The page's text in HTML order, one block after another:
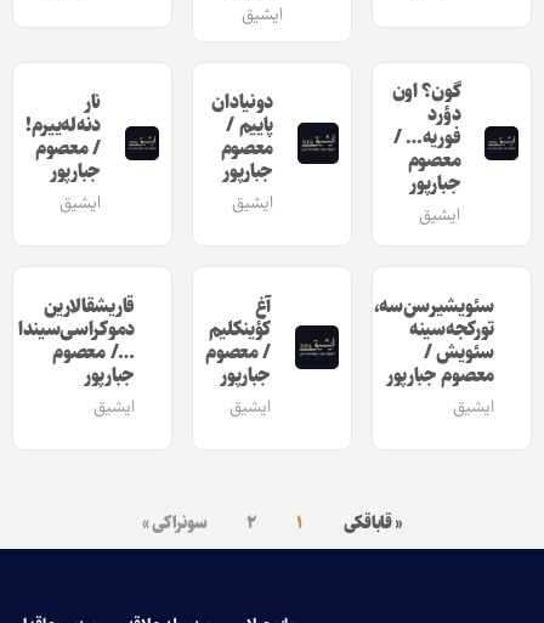
ایشیق
گون؟ اون
دؤرد
فوریه… /
معصوم
جبارپور
ایشیق
دونیادان
پاییم /
معصوم
جبارپور
ایشیق
نار
دنه‌له‌ییرم!
/ معصوم
جبارپور
ایشیق
سئویشیرسن‌سه،
تورکجه‌سینه
سئویش /
معصوم جبارپور
ایشیق
آغ
کؤینکلیم
/ معصوم
جبارپور
ایشیق
قاریشقالارین
دموکراسی‌سیندا
…/ معصوم
جبارپور
ایشیق
« قاباقکی ۱ ۲ سونراکی »